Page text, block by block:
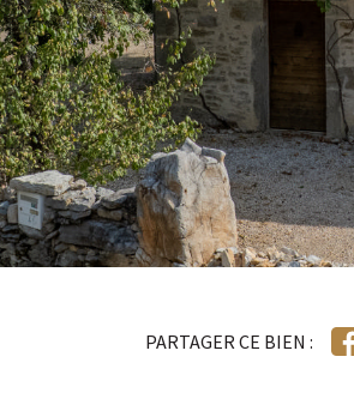
PARTAGER CE BIEN :